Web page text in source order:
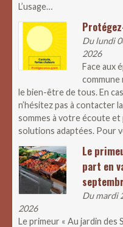
L’usage…
Du lundi
2026
Face aux
le bien-être de tous. En
n’hésitez pas à contacter
sommes à votre écoute
solutions adaptées. Pour
Le
part en
Du mardi
2026
Le primeur « Au jardin des